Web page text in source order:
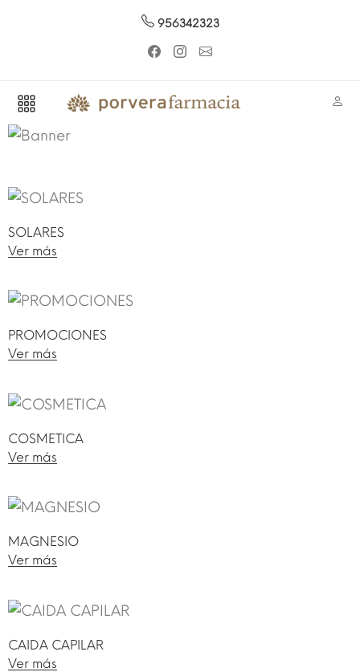
956342323
SOLARES
Ver más
PROMOCIONES
Ver más
COSMETICA
Ver más
MAGNESIO
Ver más
CAIDA CAPILAR
Ver más